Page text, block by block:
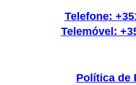
Telefone:
Telemóvel:
Política de